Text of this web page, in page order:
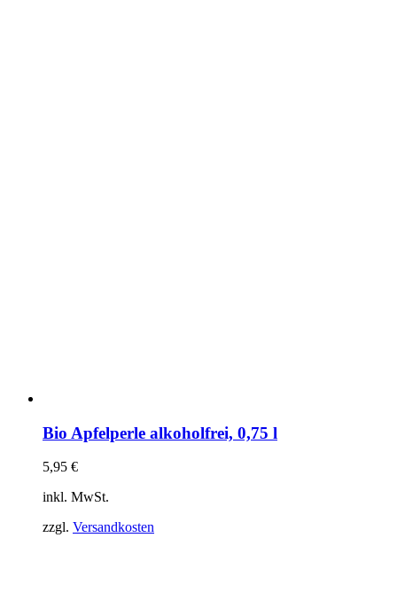
Bio Apfelperle alkoholfrei, 0,75 l
5,95 €
inkl. MwSt.
zzgl. Versandkosten